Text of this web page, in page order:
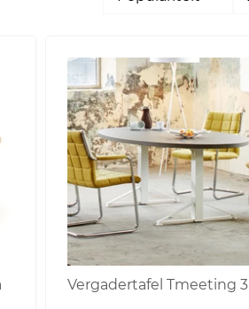
Vergadertafel Tmeeting 3